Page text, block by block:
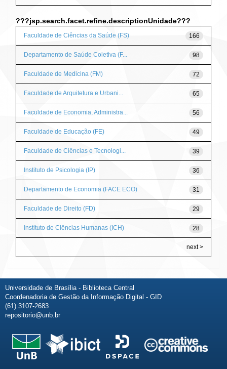
???jsp.search.facet.refine.descriptionUnidade???
166
Faculdade de Ciências da Saúde (FS)
98
Departamento de Saúde Coletiva (F...
72
Faculdade de Medicina (FM)
65
Faculdade de Arquitetura e Urbani...
56
Faculdade de Economia, Administra...
49
Faculdade de Educação (FE)
39
Faculdade de Ciências e Tecnologi...
36
Instituto de Psicologia (IP)
31
Departamento de Economia (FACE ECO)
29
Faculdade de Direito (FD)
28
Instituto de Ciências Humanas (ICH)
next >
Universidade de Brasília - Biblioteca Central
Coordenadoria de Gestão da Informação Digital - GID
(61) 3107-2683
repositorio@unb.br